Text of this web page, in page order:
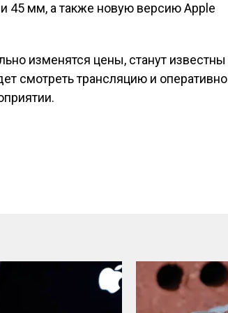
45 мм, а также новую версию Apple
изменятся цены, станут известны
смотреть трансляцию и оперативно